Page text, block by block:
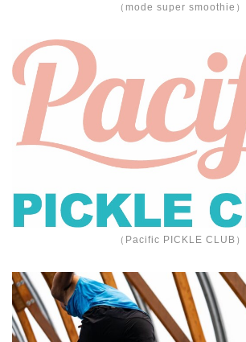
（mode super smoothie）
（Pacific PICKLE CLUB）